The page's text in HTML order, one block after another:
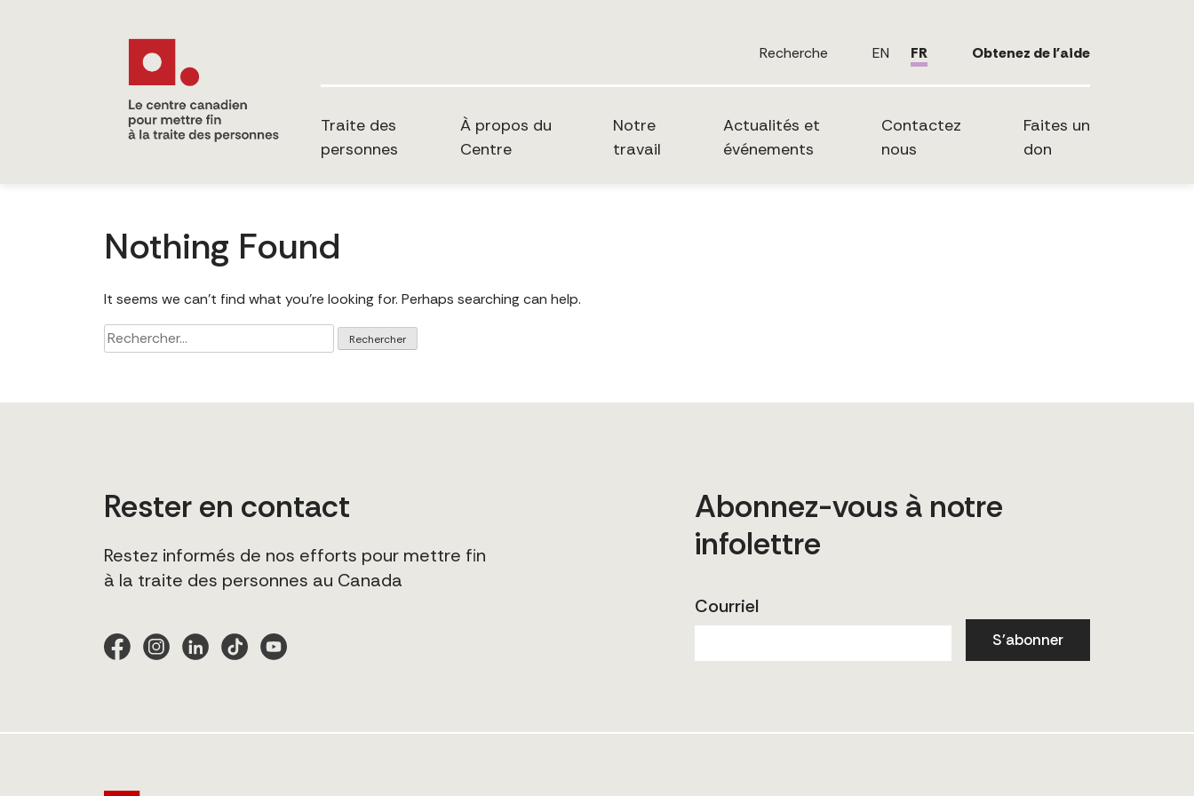
Recherche EN FR Obtenez de l'aide
Traite des
personnes
À propos du
Centre
Notre
travail
Actualités et
événements
Contactez
nous
Faites un
don
Nothing Found
It seems we can’t find what you’re looking for. Perhaps searching can help.
Rechercher :
Rester en contact
Restez informés de nos efforts pour mettre fin
à la traite des personnes au Canada
Abonnez-vous à notre
infolettre
Courriel
S'abonner